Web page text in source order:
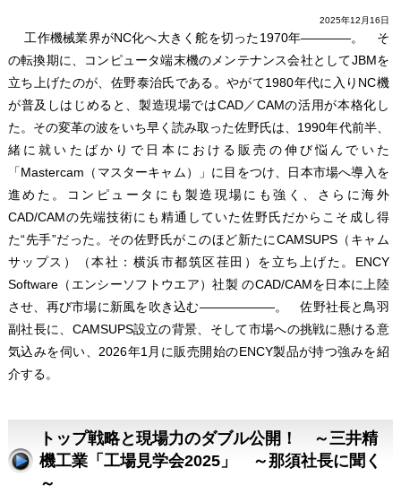
2025年12月16日
工作機械業界がNC化へ大きく舵を切った1970年――――。 そ
の転換期に、コンピュータ端末機のメンテナンス会社としてJBMを
立ち上げたのが、佐野泰治氏である。やがて1980年代に入りNC機
が普及しはじめると、製造現場ではCAD／CAMの活用が本格化し
た。その変革の波をいち早く読み取った佐野氏は、1990年代前半、
緒に就いたばかりで日本における販売の伸び悩んでいた
「Mastercam（マスターキャム）」に目をつけ、日本市場へ導入を
進めた。コンピュータにも製造現場にも強く、さらに海外
CAD/CAMの先端技術にも精通していた佐野氏だからこそ成し得
た“先手”だった。その佐野氏がこのほど新たにCAMSUPS（キャム
サップス）（本社：横浜市都筑区荏田）を立ち上げた。ENCY
Software（エンシーソフトウエア）社製 のCAD/CAMを日本に上陸
させ、再び市場に新風を吹き込む――――――。 佐野社長と鳥羽
副社長に、CAMSUPS設立の背景、そして市場への挑戦に懸ける意
気込みを伺い、2026年1月に販売開始のENCY製品が持つ強みを紹
介する。
トップ戦略と現場力のダブル公開！ ～三井精
機工業「工場見学会2025」 ～那須社長に聞く
～